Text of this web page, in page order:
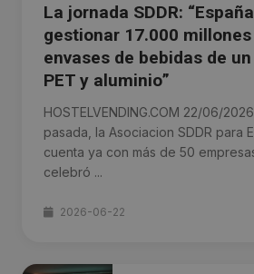
La jornada SDDR:
gestionar 17.000
envases de bebidas de
PET y aluminio”
HOSTELVENDING.COM 22/06/
pasada, la Asociacion SDDR para
cuenta ya con más de 50
celebró ...
2026-06-22